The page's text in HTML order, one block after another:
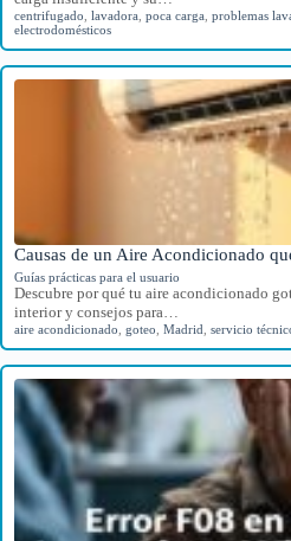
centrifugado lavadora poca carga problemas
electrodomésticos
Causas de un Aire Acondicionado
Guías prácticas para el usuario
Descubre por qué tu aire acondicionado
interior y consejos para…
aire acondicionado goteo Madrid servicio